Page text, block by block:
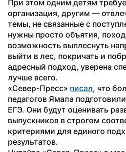
При этом одним детям
организация, другим —
темы, не связанные с
нужны просто объятия,
возможность выплеснуть
выйти в лес, покричать и
адресный подход, уверена
лучше всего.
«Север-Пресс» писал, что
педагогов Ямала
ЕГЭ. Они будут оценивать
выпускников в строгом
критериями для единого
результатов.